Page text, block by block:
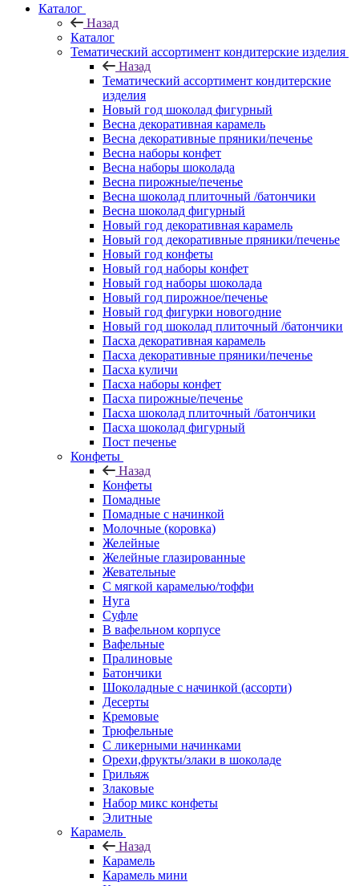
Каталог
Назад
Каталог
Тематический ассортимент кондитерские изделия
Назад
Тематический ассортимент кондитерские
изделия
Новый год шоколад фигурный
Весна декоративная карамель
Весна декоративные пряники/печенье
Весна наборы конфет
Весна наборы шоколада
Весна пирожные/печенье
Весна шоколад плиточный /батончики
Весна шоколад фигурный
Новый год декоративная карамель
Новый год декоративные пряники/печенье
Новый год конфеты
Новый год наборы конфет
Новый год наборы шоколада
Новый год пирожное/печенье
Новый год фигурки новогодние
Новый год шоколад плиточный /батончики
Пасха декоративная карамель
Пасха декоративные пряники/печенье
Пасха куличи
Пасха наборы конфет
Пасха пирожные/печенье
Пасха шоколад плиточный /батончики
Пасха шоколад фигурный
Пост печенье
Конфеты
Назад
Конфеты
Помадные
Помадные с начинкой
Молочные (коровка)
Желейные
Желейные глазированные
Жевательные
С мягкой карамелью/тоффи
Нуга
Суфле
В вафельном корпусе
Вафельные
Пралиновые
Батончики
Шоколадные с начинкой (ассорти)
Десерты
Кремовые
Трюфельные
С ликерными начинками
Орехи,фрукты/злаки в шоколаде
Грильяж
Злаковые
Набор микс конфеты
Элитные
Карамель
Назад
Карамель
Карамель мини